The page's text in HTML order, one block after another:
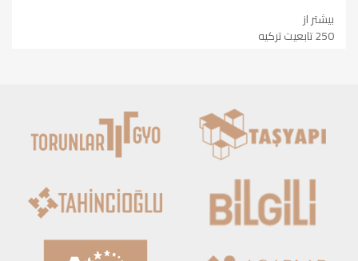
بیشتر از
250 تابعیت ترکیه